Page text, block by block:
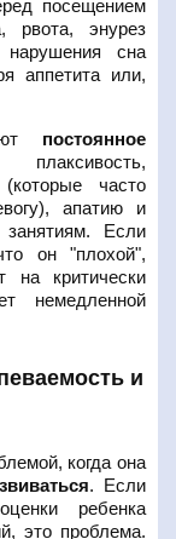
посещением
рвота, энурез
нарушения сна
аппетита или,
постоянное
часто
апатию и
Если
он "плохой",
на критически
немедленной
и
когда она
. Если
ребенка
это проблема.